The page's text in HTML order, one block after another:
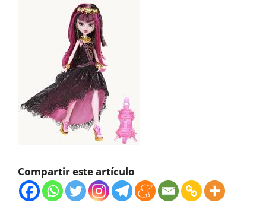
Compartir este artículo